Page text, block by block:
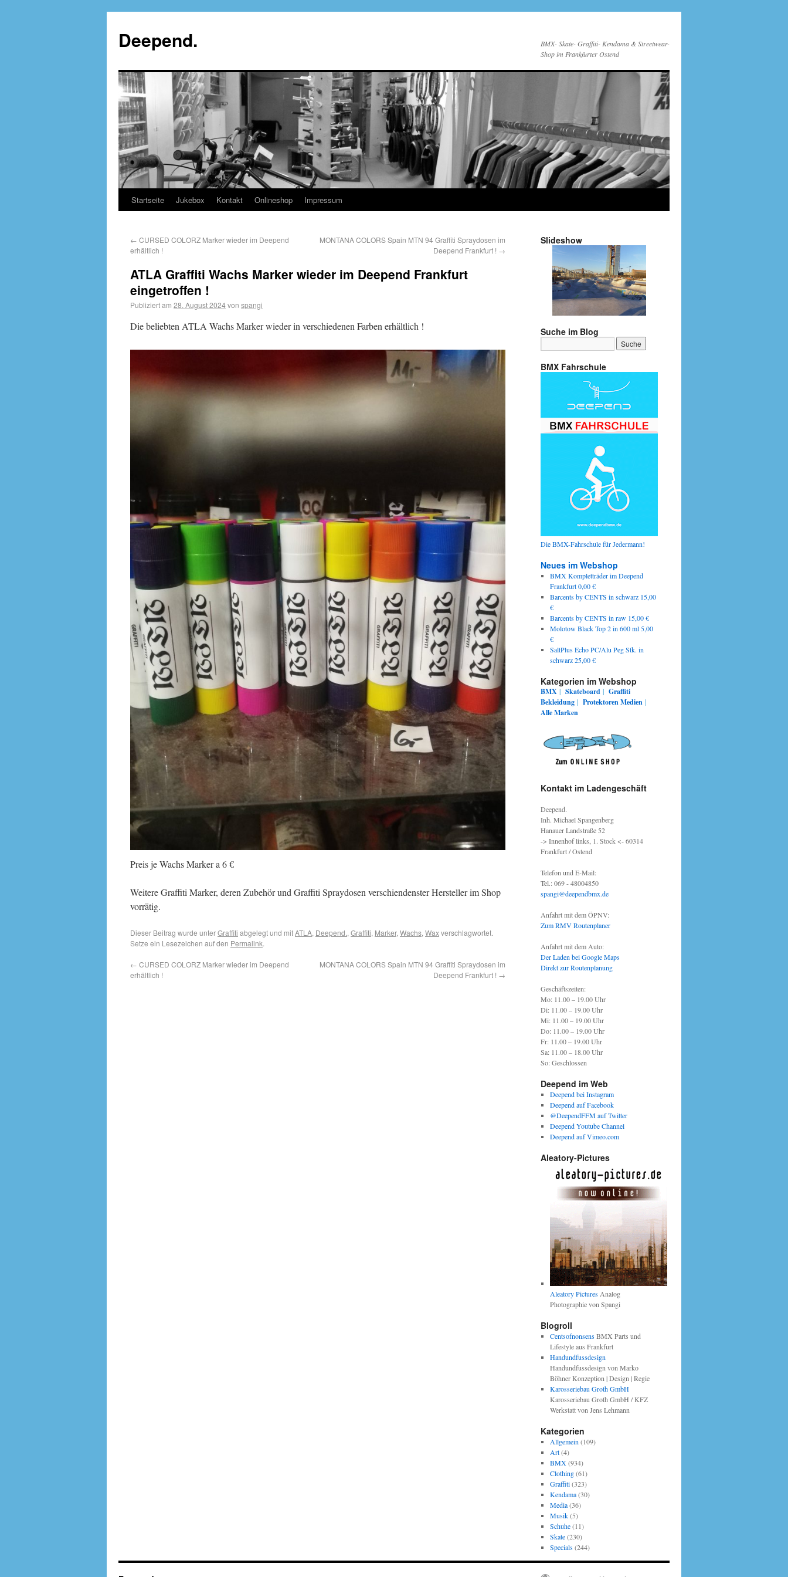
Deepend.
BMX- Skate- Graffiti- Kendama & Streetwear-
Shop im Frankfurter Ostend
Startseite Jukebox Kontakt Onlineshop Impressum
← CURSED COLORZ Marker wieder im Deepend
erhältlich !
MONTANA COLORS Spain MTN 94 Graffiti Spraydosen im
Deepend Frankfurt ! →
ATLA Graffiti Wachs Marker wieder im Deepend Frankfurt
eingetroffen !
Publiziert am 28. August 2024von spangi
Die beliebten ATLA Wachs Marker wieder in verschiedenen Farben erhältlich !
Preis je Wachs Marker a 6 €
Weitere Graffiti Marker, deren Zubehör und Graffiti Spraydosen verschiendenster Hersteller im Shop
vorrätig.
Dieser Beitrag wurde unterGraffiti abgelegt und mitATLA, Deepend., Graffiti, Marker, Wachs, Waxverschlagwortet.
Setze ein Lesezeichen auf den Permalink.
← CURSED COLORZ Marker wieder im Deepend
erhältlich !
MONTANA COLORS Spain MTN 94 Graffiti Spraydosen im
Deepend Frankfurt ! →
Slideshow
Suche im Blog
BMX Fahrschule
Die BMX-Fahrschule für Jedermann!
Neues im Webshop
BMX Kompletträder im Deepend
Frankfurt 0,00 €
Barcents by CENTS in schwarz 15,00
€
Barcents by CENTS in raw 15,00 €
Molotow Black Top 2 in 600 ml 5,00
€
SaltPlus Echo PC/Alu Peg Stk. in
schwarz 25,00 €
Kategorien im Webshop
BMX | Skateboard | Graffiti
Bekleidung | ProtektorenMedien |
Alle Marken
Kontakt im Ladengeschäft
Deepend.
Inh. Michael Spangenberg
Hanauer Landstraße 52
-> Innenhof links, 1. Stock <- 60314
Frankfurt / Ostend
Telefon und E-Mail:
Tel.: 069 - 48004850
spangi@deependbmx.de
Anfahrt mit dem ÖPNV:
Zum RMV Routenplaner
Anfahrt mit dem Auto:
Der Laden bei Google Maps
Direkt zur Routenplanung
Geschäftszeiten:
Mo: 11.00 – 19.00 Uhr
Di: 11.00 – 19.00 Uhr
Mi: 11.00 – 19.00 Uhr
Do: 11.00 – 19.00 Uhr
Fr: 11.00 – 19.00 Uhr
Sa: 11.00 – 18.00 Uhr
So: Geschlossen
Deepend im Web
Deepend bei Instagram
Deepend auf Facebook
@DeependFFM auf Twitter
Deepend Youtube Channel
Deepend auf Vimeo.com
Aleatory-Pictures
Aleatory PicturesAnalog
Photographie von Spangi
Blogroll
CentsofnonsensBMX Parts und
Lifestyle aus Frankfurt
Handundfussdesign
Handundfussdesign von Marko
Böhner Konzeption | Design | Regie
Karosseriebau Groth GmbH
Karosseriebau Groth GmbH / KFZ
Werkstatt von Jens Lehmann
Kategorien
Allgemein (109)
Art(4)
BMX(934)
Clothing(61)
Graffiti(323)
Kendama(30)
Media(36)
Musik(5)
Schuhe(11)
Skate(230)
Specials(244)